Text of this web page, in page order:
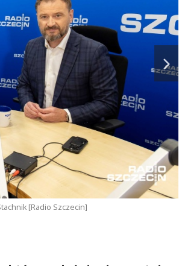
[Radio Szczecin]